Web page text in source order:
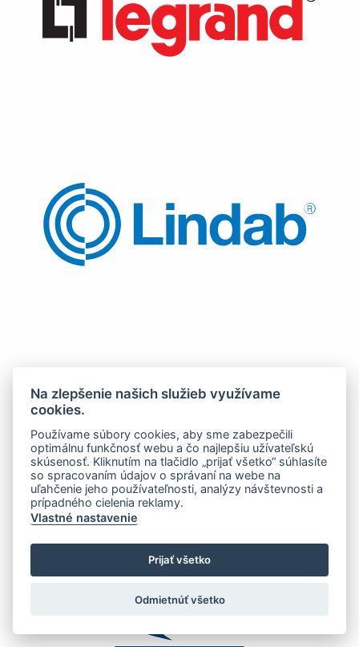
Na zlepšenie našich služieb využívame
cookies.
Používame súbory cookies, aby sme zabezpečili
optimálnu funkčnosť webu a čo najlepšiu užívateľskú
skúsenosť. Kliknutím na tlačidlo „prijať všetko“ súhlasíte
so spracovaním údajov o správaní na webe na
uľahčenie jeho používateľnosti, analýzy návštevnosti a
prípadného cielenia reklamy.
Vlastné nastavenie
Prijať všetko
Odmietnúť všetko